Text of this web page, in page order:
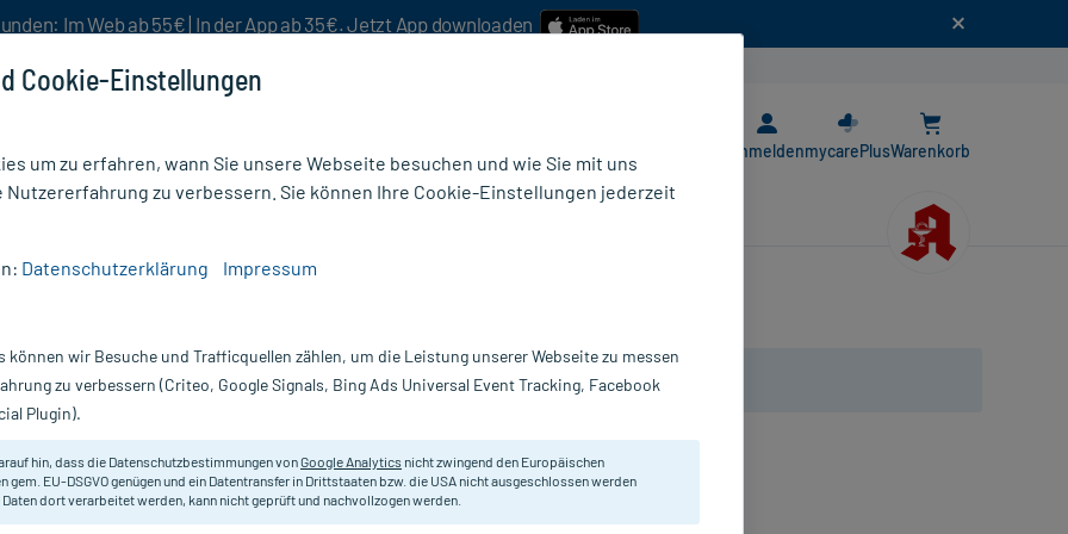
Im Web ab 55€ | In der App ab 35€. Jetzt App downloaden
AnmeldenmycarePlusWarenkorb
Nur für kurze Zeit:Gratis-Versand* ab 19€ Mindestbestellwert!
10 St Homöopathisches Arzneimittel.
Darreichung:
Ampullen
Cookie-Einstellungen
um zu erfahren, wann Sie unsere Webseite besuchen und wie Sie mit uns
Nutzererfahrung zu verbessern. Sie können Ihre Cookie-Einstellungen jederzeit
Datenschutzerklärung Impressum
können wir Besuche und Trafficquellen zählen, um die Leistung unserer Webseite zu messen
zu verbessern (Criteo, Google Signals, Bing Ads Universal Event Tracking, Facebook
Plugin).
hin, dass die Datenschutzbestimmungen vonGoogle Analytics nicht zwingend den Europäischen
gem. EU-DSGVO genügen und ein Datentransfer in Drittstaaten bzw. die USA nicht ausgeschlossen werden
Daten dort verarbeitet werden, kann nicht geprüft und nachvollzogen werden.